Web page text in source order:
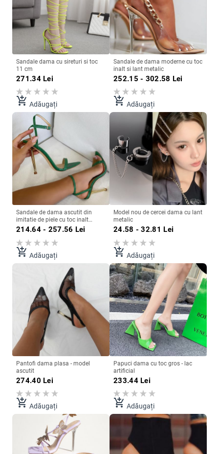
Sandale dama cu sireturi si toc
11 cm
271.34Lei
add_shopping_cart Adăugați
Sandale de dama moderne cu toc
inalt si lant metalic
252.15 - 302.58 Lei
add_shopping_cart Adăugați
Sandale de dama ascutit din
imitatie de piele cu toc inalt
subtire 12,5 cm
214.64 - 257.56 Lei
add_shopping_cart Adăugați
Model nou de cercei dama cu lant
metalic
24.58 - 32.81 Lei
add_shopping_cart Adăugați
Pantofi dama plasa - model
ascutit
274.40 Lei
add_shopping_cart Adăugați
Papuci dama cu toc gros - lac
artificial
233.44Lei
add_shopping_cart Adăugați